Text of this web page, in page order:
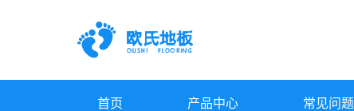
首页 产品中心 常见问题